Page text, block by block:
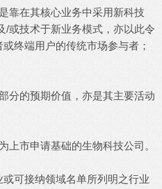
靠在其核心业务中采用新科技
/或技术于新业务模式，亦以此令
终端用户的传统市场参与者；
分的预期价值，亦是其主要活动
上市申请基础的生物科技公司。
可接纳领域名单所列明之行业